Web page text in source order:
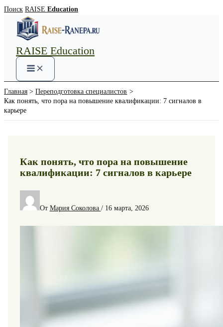
Перейти
содержимому
Поиск RAISE Education
RAISE Education
Main
Menu
Главная
Переподготовка специалистов
Как понять, что пора на повышение квалификации: 7 сигналов в
карьере
Как понять, что пора на повышение
квалификации: 7 сигналов в карьере
От Мария Соколова / 16 марта, 2026